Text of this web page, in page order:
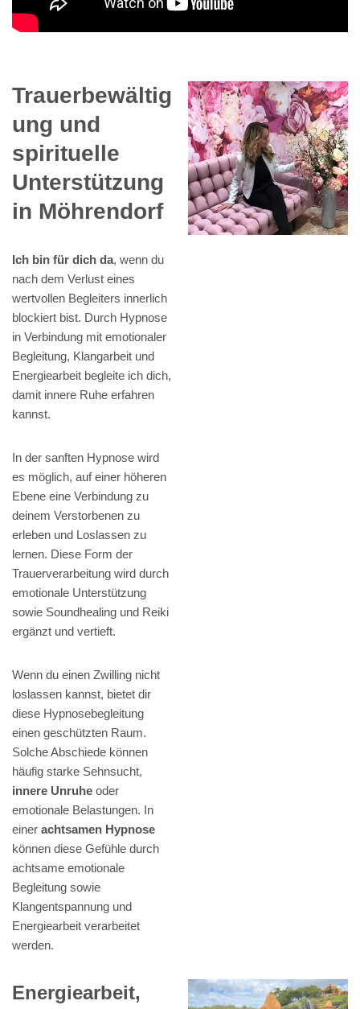
Trauerbewältig
ung und
spirituelle
Unterstützung
in Möhrendorf
Ich bin für dich da, wenn du
nach dem Verlust eines
wertvollen Begleiters innerlich
blockiert bist. Durch Hypnose
in Verbindung mit emotionaler
Begleitung, Klangarbeit und
Energiearbeit begleite ich dich,
damit innere Ruhe erfahren
kannst.
In der sanften Hypnose wird
es möglich, auf einer höheren
Ebene eine Verbindung zu
deinem Verstorbenen zu
erleben und Loslassen zu
lernen. Diese Form der
Trauerverarbeitung wird durch
emotionale Unterstützung
sowie Soundhealing und Reiki
ergänzt und vertieft.
Wenn du einen Zwilling nicht
loslassen kannst, bietet dir
diese Hypnosebegleitung
einen geschützten Raum.
Solche Abschiede können
häufig starke Sehnsucht,
innere Unruhe oder
emotionale Belastungen. In
einer achtsamen Hypnose
können diese Gefühle durch
achtsame emotionale
Begleitung sowie
Klangentspannung und
Energiearbeit verarbeitet
werden.
Energiearbeit,